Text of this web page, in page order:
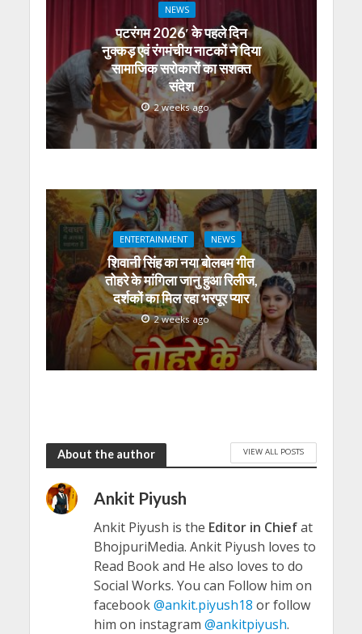
NEWS
पटरंगम 2026′ के पहले दिन
नुक्कड़ एवं रंगमंचीय नाटकों ने दिया
सामाजिक सरोकारों का सशक्त
संदेश
2 weeks ago
ENTERTAINMENT NEWS
शिवानी सिंह का नया बोलबम गीत
तोहरे के मांगिला जानु हुआ रिलीज,
दर्शकों का मिल रहा भरपूर प्यार
2 weeks ago
About the author VIEW ALL POSTS
Ankit Piyush
Ankit Piyush is the Editor in Chiefat
BhojpuriMedia. Ankit Piyush loves to
Read Book and He also loves to do
Social Works. You can Follow him on
facebook@ankit.piyush18 or follow
him on instagram @ankitpiyush.